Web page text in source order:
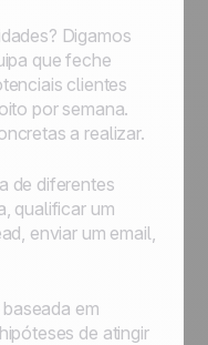
Digamos
que feche
clientes
por semana.
a realizar.
de diferentes
qualificar um
enviar um email,
em
de atingir